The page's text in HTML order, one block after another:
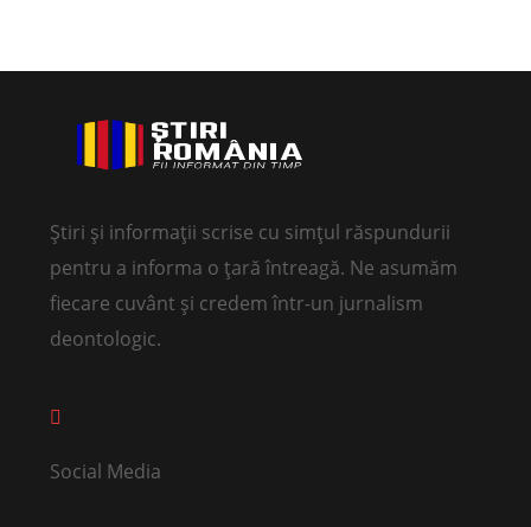
Știri și informații scrise cu simțul răspundurii
pentru a informa o țară întreagă. Ne asumăm
fiecare cuvânt și credem într-un jurnalism
deontologic.
Social Media